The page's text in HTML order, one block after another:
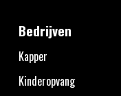
Bedrijven
Kapper
Kinderopvang